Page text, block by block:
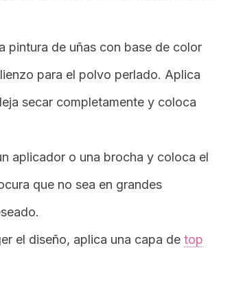
pintura de uñas con base de color
para el polvo perlado. Aplica
secar completamente y coloca
aplicador o una brocha y coloca el
que no sea en grandes
el diseño, aplica una capa de top